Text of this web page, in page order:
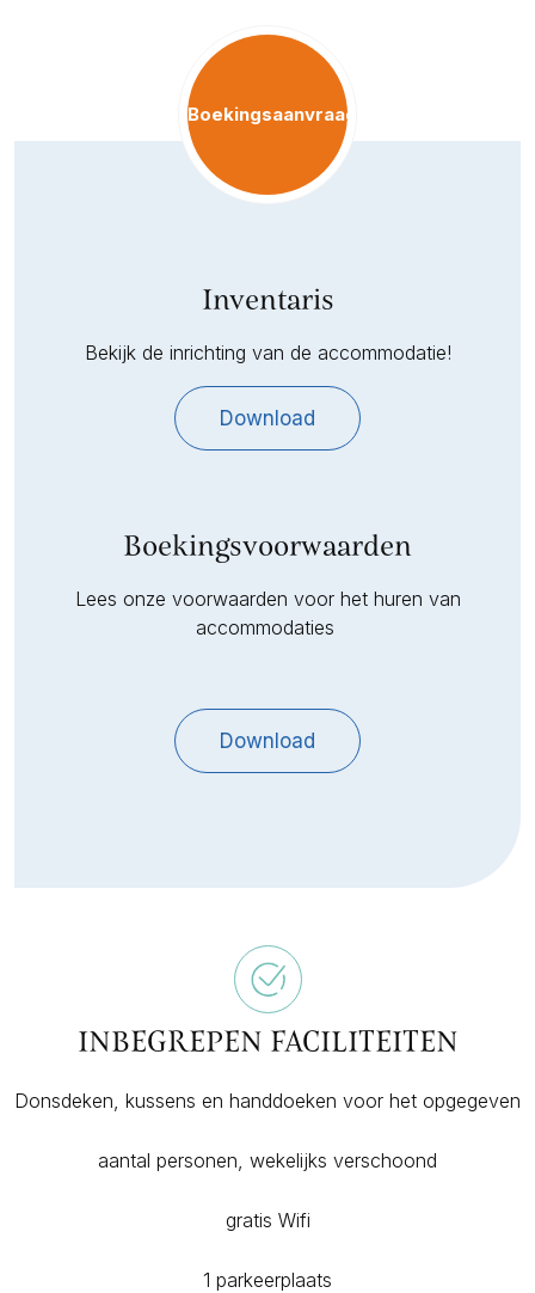
Boekingsaanvraag
Inventaris
Bekijk de inrichting van de accommodatie!
Download
Boekingsvoorwaarden
Lees onze voorwaarden voor het huren van
accommodaties
Download
INBEGREPEN FACILITEITEN
Donsdeken, kussens en handdoeken voor het opgegeven
aantal personen, wekelijks verschoond
gratis Wifi
1 parkeerplaats